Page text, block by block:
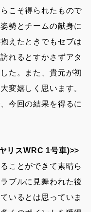
こそ得られたもので
勢とチームの献身に
えたときでもセブは
れるとすかさずアタ
た。また、貴元が初
変嬉しく思います。
今回の結果を得るに
リスWRC 1号車)>>
ことができて素晴ら
ブルに見舞われた後
いるとは思っていま